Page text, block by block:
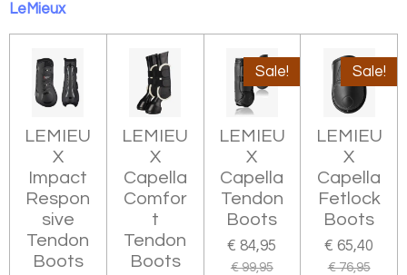
LeMieux
LEMIEU
X
Impact
Respon
sive
Tendon
Boots
LEMIEU
X
Capella
Comfor
t
Tendon
Boots
Sale!
LEMIEU
X
Capella
Tendon
Boots
€ 84,95
€ 99,95
Sale!
LEMIEU
X
Capella
Fetlock
Boots
€ 65,40
€ 76,95